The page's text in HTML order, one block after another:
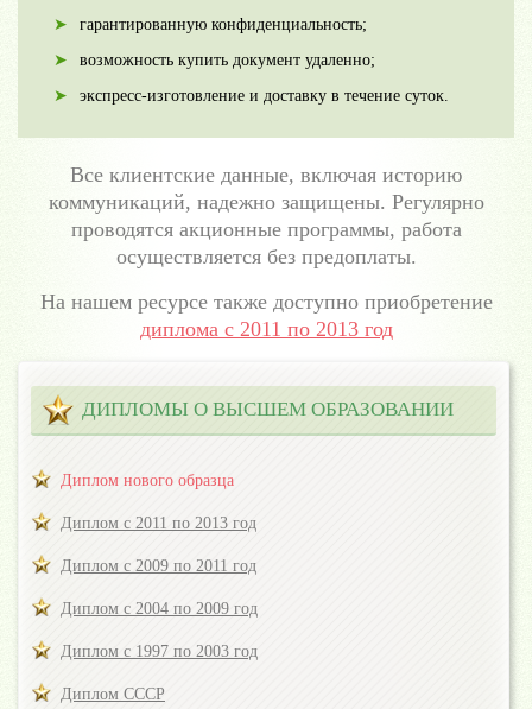
гарантированную конфиденциальность;
возможность купить документ удаленно;
экспресс-изготовление и доставку в течение суток.
Все клиентские данные, включая историю
коммуникаций, надежно защищены. Регулярно
проводятся акционные программы, работа
осуществляется без предоплаты.
На нашем ресурсе также доступно приобретение
диплома с 2011 по 2013 год
ДИПЛОМЫ О ВЫСШЕМ ОБРАЗОВАНИИ
Диплом нового образца
Диплом с 2011 по 2013 год
Диплом с 2009 по 2011 год
Диплом с 2004 по 2009 год
Диплом с 1997 по 2003 год
Диплом СССР